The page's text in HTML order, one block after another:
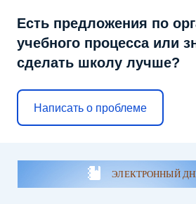
Есть предложения по
учебного процесса или
сделать школу лучше?
Написать о проблеме
ЭЛЕКТРОННЫЙ